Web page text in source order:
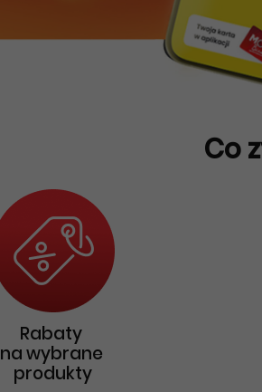
Co
Rabaty
na wybrane
produkty